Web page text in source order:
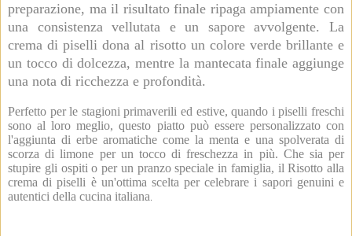
preparazione, ma il risultato finale ripaga ampiamente con
una consistenza vellutata e un sapore avvolgente. La
crema di piselli dona al risotto un colore verde brillante e
un tocco di dolcezza, mentre la mantecata finale aggiunge
una nota di ricchezza e profondità.
Perfetto per le stagioni primaverili ed estive, quando i piselli freschi
sono al loro meglio, questo piatto può essere personalizzato con
l'aggiunta di erbe aromatiche come la menta e una spolverata di
scorza di limone per un tocco di freschezza in più. Che sia per
stupire gli ospiti o per un pranzo speciale in famiglia, il Risotto alla
crema di piselli è un'ottima scelta per celebrare i sapori genuini e
autentici della cucina italiana.